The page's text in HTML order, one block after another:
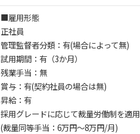
■雇用形態
正社員
管理監督者分類：有(場合によって無)
試用期間：有（3か月）
残業手当：無
賞与：有(契約社員の場合は無)
昇給：有
採用グレードに応じて裁量労働制を適用
(裁量同等手当：6万円～8万円/月)